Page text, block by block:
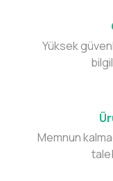
Yüksek
Memnun